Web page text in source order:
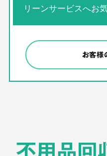
リーンサービスへお
お客様